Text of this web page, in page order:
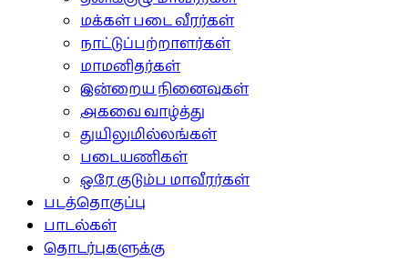
மக்கள் படை வீரர்கள்
நாட்டுப்பற்றாளர்கள்
மாமனிதர்கள்
இன்றைய நினைவுகள்
அகவை வாழ்த்து
துயிலுமில்லங்கள்
படையணிகள்
ஒரே குடும்ப மாவீரர்கள்
படத்தொகுப்பு
பாடல்கள்
தொடர்புகளுக்கு